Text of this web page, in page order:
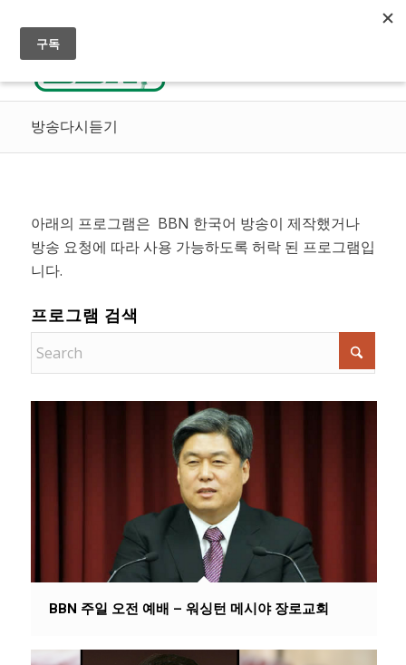
방송다시듣기
아래의 프로그램은 BBN 한국어 방송이 제작했거나
방송 요청에 따라 사용 가능하도록 허락 된 프로그램입
니다.
프로그램 검색
BBN 주일 오전 예배 – 워싱턴 메시야 장로교회